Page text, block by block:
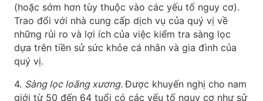
(hoặc sớm hơn tùy thuộc vào các yếu tố nguy cơ).
Trao đổi với nhà cung cấp dịch vụ của quý vị về
những rủi ro và lợi ích của việc kiểm tra sàng lọc
dựa trên tiền sử sức khỏe cá nhân và gia đình của
quý vị.
4. Sàng lọc loãng xương.Được khuyến nghị cho nam
giới từ 50 đến 64 tuổi có các yếu tố nguy cơ như sử